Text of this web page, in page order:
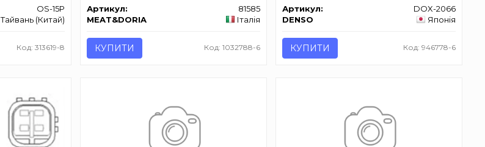
OS-15P
Тайвань (Китай)
Код: 313619-8
Артикул:
81585
MEAT&DORIA
Італія
КУПИТИ Код: 1032788-6
Артикул:
DOX-2066
DENSO
Японія
КУПИТИ Код: 946778-6